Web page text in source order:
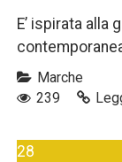
E’ ispirata alla
Marche
239
28